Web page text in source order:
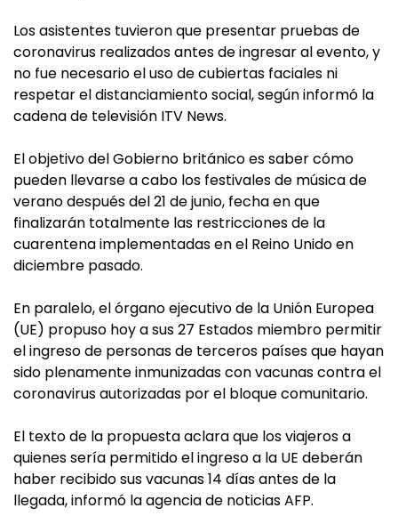
Los asistentes tuvieron que presentar pruebas de
coronavirus realizados antes de ingresar al evento, y
no fue necesario el uso de cubiertas faciales ni
respetar el distanciamiento social, según informó la
cadena de televisión ITV News.
El objetivo del Gobierno británico es saber cómo
pueden llevarse a cabo los festivales de música de
verano después del 21 de junio, fecha en que
finalizarán totalmente las restricciones de la
cuarentena implementadas en el Reino Unido en
diciembre pasado.
En paralelo, el órgano ejecutivo de la Unión Europea
(UE) propuso hoy a sus 27 Estados miembro permitir
el ingreso de personas de terceros países que hayan
sido plenamente inmunizadas con vacunas contra el
coronavirus autorizadas por el bloque comunitario.
El texto de la propuesta aclara que los viajeros a
quienes sería permitido el ingreso a la UE deberán
haber recibido sus vacunas 14 días antes de la
llegada, informó la agencia de noticias AFP.